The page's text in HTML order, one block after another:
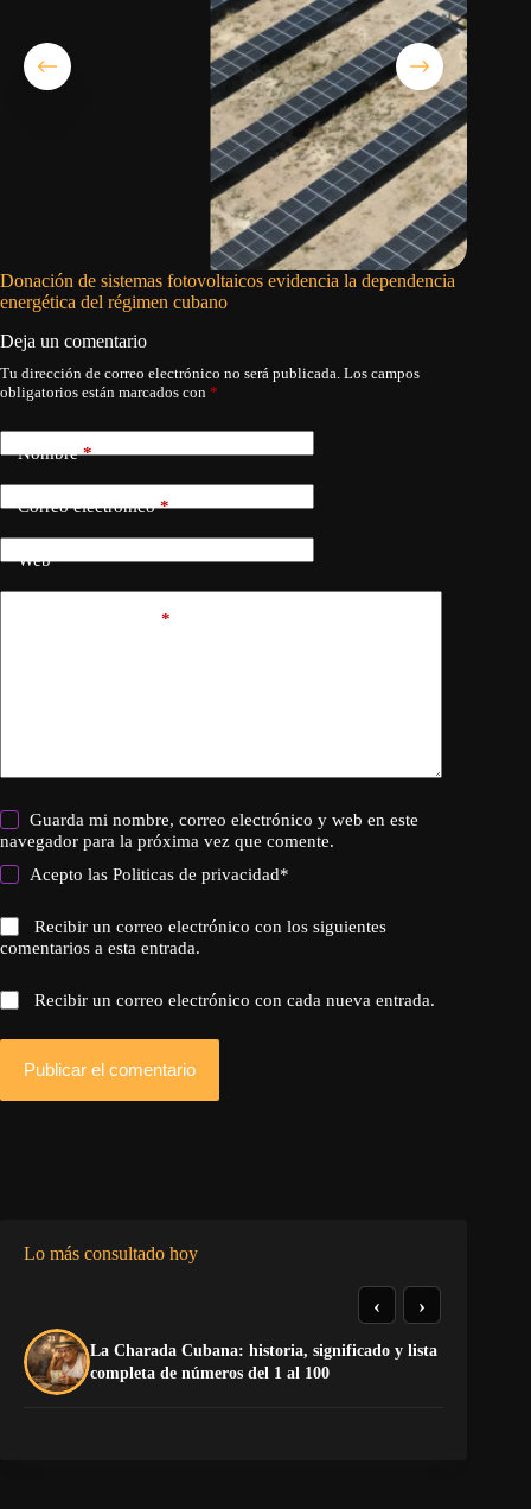
Donación de sistemas fotovoltaicos evidencia la dependencia
energética del régimen cubano
Deja un comentario
Tu dirección de correo electrónico no será publicada. Los campos
obligatorios están marcados con *
Nombre*
Correo electrónico*
Web
*
Guarda mi nombre, correo electrónico y web en este
navegador para la próxima vez que comente.
Acepto lasPoliticas de privacidad*
Recibir un correo electrónico con los siguientes
comentarios a esta entrada.
Recibir un correo electrónico con cada nueva entrada.
Publicar el comentario
Lo más consultado hoy
La Charada Cubana: historia, significado y lista
completa de números del 1 al 100
‹ ›